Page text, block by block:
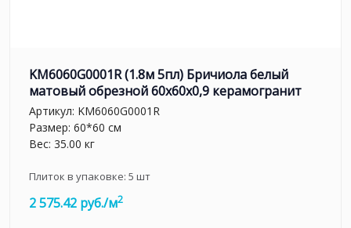
KM6060G0001R (1.8м 5пл) Бричиола белый
матовый обрезной 60x60x0,9 керамогранит
Артикул: KM6060G0001R
Размер: 60*60 см
Вес: 35.00 кг
Плиток в упаковке: 5 шт
2 575.42 руб./м2